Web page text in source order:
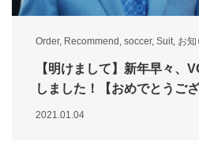
Order, Recommend , soccer, Suit, お知
【明けまして】新年早々、
しました！【おめでとうご
2021.01.04